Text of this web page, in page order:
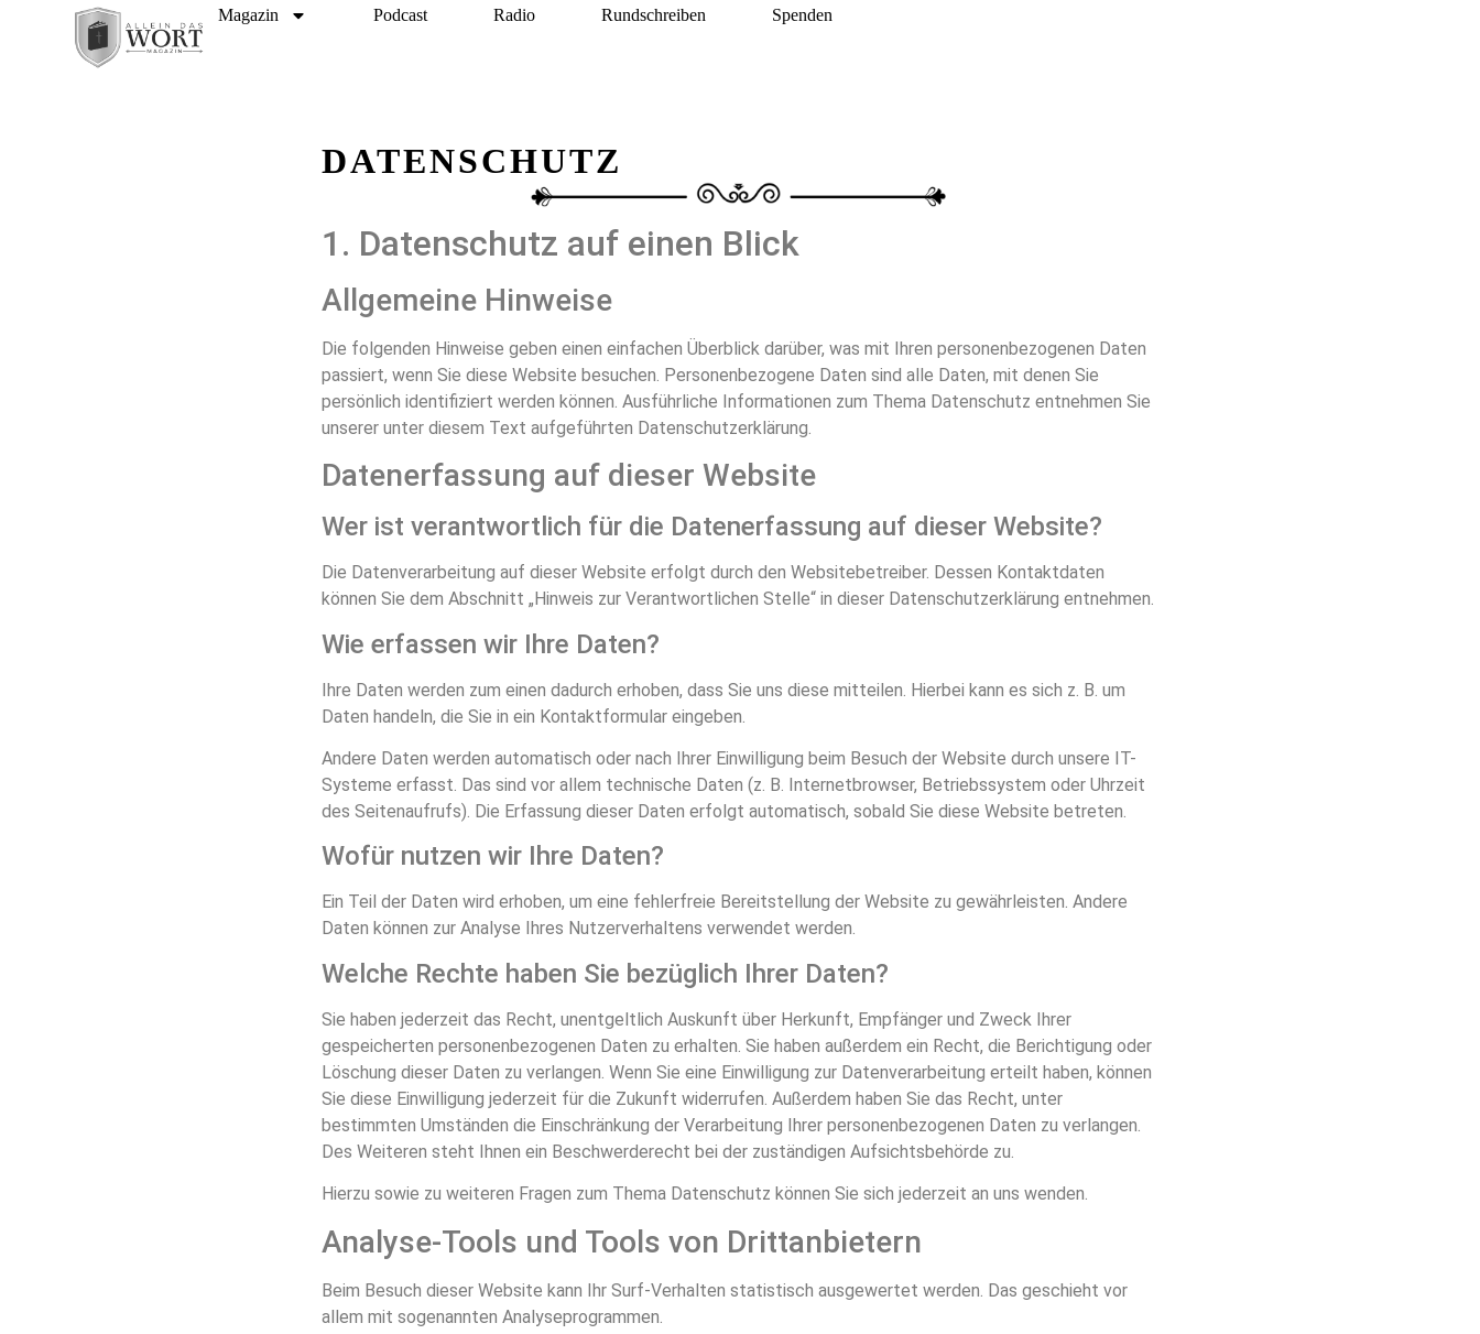
Magazin Podcast Radio Rundschreiben Spenden
DATENSCHUTZ
1. Datenschutz auf einen Blick
Allgemeine Hinweise
Die folgenden Hinweise geben einen einfachen Überblick darüber, was mit Ihren personenbezogenen Daten
passiert, wenn Sie diese Website besuchen. Personenbezogene Daten sind alle Daten, mit denen Sie
persönlich identifiziert werden können. Ausführliche Informationen zum Thema Datenschutz entnehmen Sie
unserer unter diesem Text aufgeführten Datenschutzerklärung.
Datenerfassung auf dieser Website
Wer ist verantwortlich für die Datenerfassung auf dieser Website?
Die Datenverarbeitung auf dieser Website erfolgt durch den Websitebetreiber. Dessen Kontaktdaten
können Sie dem Abschnitt „Hinweis zur Verantwortlichen Stelle“ in dieser Datenschutzerklärung entnehmen.
Wie erfassen wir Ihre Daten?
Ihre Daten werden zum einen dadurch erhoben, dass Sie uns diese mitteilen. Hierbei kann es sich z. B. um
Daten handeln, die Sie in ein Kontaktformular eingeben.
Andere Daten werden automatisch oder nach Ihrer Einwilligung beim Besuch der Website durch unsere IT-
Systeme erfasst. Das sind vor allem technische Daten (z. B. Internetbrowser, Betriebssystem oder Uhrzeit
des Seitenaufrufs). Die Erfassung dieser Daten erfolgt automatisch, sobald Sie diese Website betreten.
Wofür nutzen wir Ihre Daten?
Ein Teil der Daten wird erhoben, um eine fehlerfreie Bereitstellung der Website zu gewährleisten. Andere
Daten können zur Analyse Ihres Nutzerverhaltens verwendet werden.
Welche Rechte haben Sie bezüglich Ihrer Daten?
Sie haben jederzeit das Recht, unentgeltlich Auskunft über Herkunft, Empfänger und Zweck Ihrer
gespeicherten personenbezogenen Daten zu erhalten. Sie haben außerdem ein Recht, die Berichtigung oder
Löschung dieser Daten zu verlangen. Wenn Sie eine Einwilligung zur Datenverarbeitung erteilt haben, können
Sie diese Einwilligung jederzeit für die Zukunft widerrufen. Außerdem haben Sie das Recht, unter
bestimmten Umständen die Einschränkung der Verarbeitung Ihrer personenbezogenen Daten zu verlangen.
Des Weiteren steht Ihnen ein Beschwerderecht bei der zuständigen Aufsichtsbehörde zu.
Hierzu sowie zu weiteren Fragen zum Thema Datenschutz können Sie sich jederzeit an uns wenden.
Analyse-Tools und Tools von Dritt­anbietern
Beim Besuch dieser Website kann Ihr Surf-Verhalten statistisch ausgewertet werden. Das geschieht vor
allem mit sogenannten Analyseprogrammen.